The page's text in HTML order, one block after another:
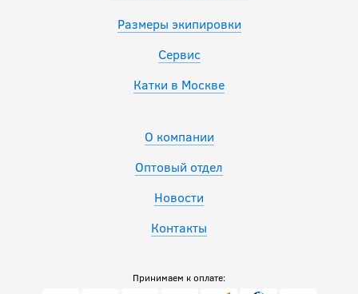
Размеры экипировки
Сервис
Катки в Москве
О компании
Оптовый отдел
Новости
Контакты
Принимаем к оплате: